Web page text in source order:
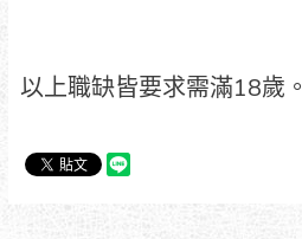
以上職缺皆要求需滿18歲。